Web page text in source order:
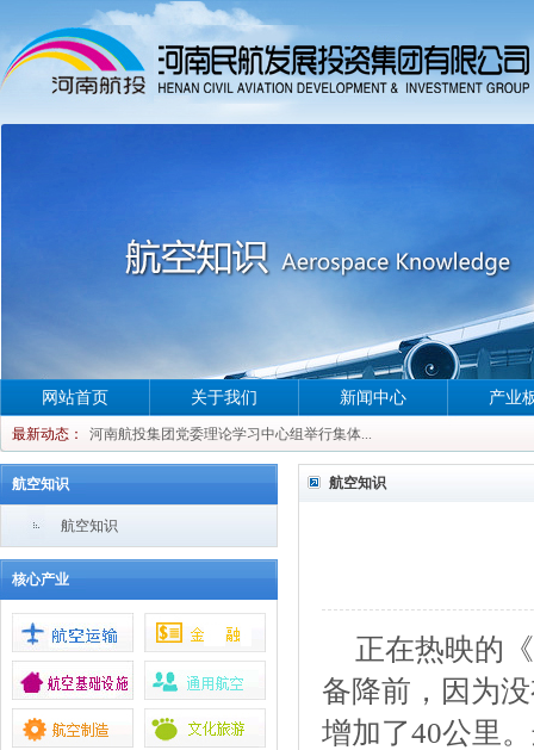
网站首页
最新动态：
河南航投集团党委理论学习中心组举行集体...
河南航投集团党委理论学习中心组举行集体...
河南航投集团党委理论学习中心组举行集体...
河南航投集团党委理论学习中心组举行集体...
关于我们 新闻中心 产业
航空知识
航空知识
核心产业
航空知识
正在热映的
备降前，因为
增加了40公里